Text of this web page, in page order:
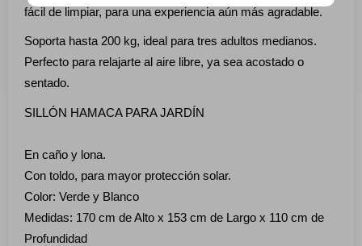
fácil de limpiar, para una experiencia aún más agradable.
Soporta hasta 200 kg, ideal para tres adultos medianos.
Perfecto para relajarte al aire libre, ya sea acostado o
sentado.
SILLÓN HAMACA PARA JARDÍN
En caño y lona.
Con toldo, para mayor protección solar.
Color: Verde y Blanco
Medidas: 170 cm de Alto x 153 cm de Largo x 110 cm de
Profundidad